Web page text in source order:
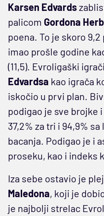
Karsen Edvards
palicom Gordona
poena. To je skoro
imao prošle godine
(11,5). Evroligaški
Edvardsa kao igrača
iskočio u prvi plan.
podigao je sve brojke
37,2% za tri i 94,9%
bacanja. Podigao je i
proseku, kao i indeks
Iza sebe ostavio je
Maledona, koji je
je najbolji strelac